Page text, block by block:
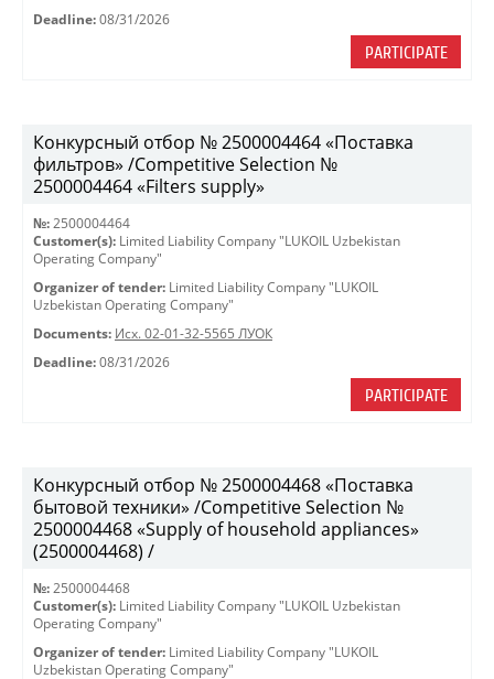
Deadline: 08/31/2026
PARTICIPATE
Конкурсный отбор № 2500004464 «Поставка
фильтров» /Competitive Selection №
2500004464 «Filters supply»
№: 2500004464
Customer(s): Limited Liability Company "LUKOIL Uzbekistan
Operating Company"
Organizer of tender: Limited Liability Company "LUKOIL
Uzbekistan Operating Company"
Documents: Исх. 02-01-32-5565 ЛУОК
Deadline: 08/31/2026
PARTICIPATE
Конкурсный отбор № 2500004468 «Поставка
бытовой техники» /Competitive Selection №
2500004468 «Supply of household appliances»
(2500004468) /
№: 2500004468
Customer(s): Limited Liability Company "LUKOIL Uzbekistan
Operating Company"
Organizer of tender: Limited Liability Company "LUKOIL
Uzbekistan Operating Company"